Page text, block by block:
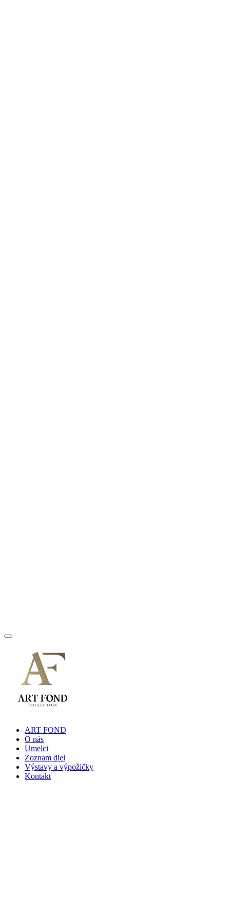
ART FOND
O nás
Umelci
Zoznam diel
Výstavy a výpožičky
Kontakt